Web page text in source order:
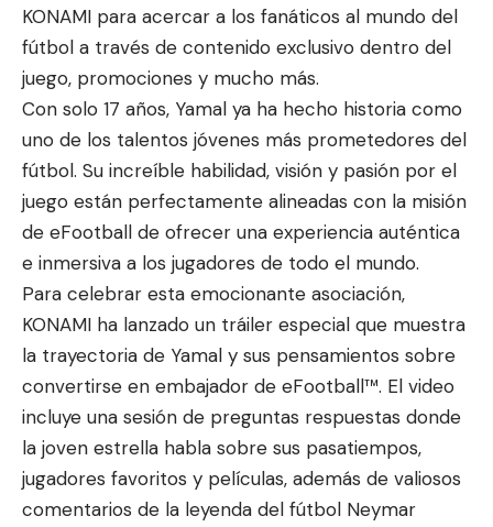
KONAMI para acercar a los fanáticos al mundo del
fútbol a través de contenido exclusivo dentro del
juego, promociones y mucho más.
Con solo 17 años, Yamal ya ha hecho historia como
uno de los talentos jóvenes más prometedores del
fútbol. Su increíble habilidad, visión y pasión por el
juego están perfectamente alineadas con la misión
de eFootball de ofrecer una experiencia auténtica
e inmersiva a los jugadores de todo el mundo.
Para celebrar esta emocionante asociación,
KONAMI ha lanzado un tráiler especial que muestra
la trayectoria de Yamal y sus pensamientos sobre
convertirse en embajador de eFootball™. El video
incluye una sesión de preguntas respuestas donde
la joven estrella habla sobre sus pasatiempos,
jugadores favoritos y películas, además de valiosos
comentarios de la leyenda del fútbol Neymar